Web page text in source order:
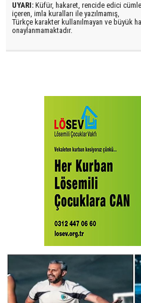
UYARI: Küfür, hakaret, rencide edici
içeren, imla kuralları ile yazılmamış,
Türkçe karakter kullanılmayan ve büyük
onaylanmamaktadır.